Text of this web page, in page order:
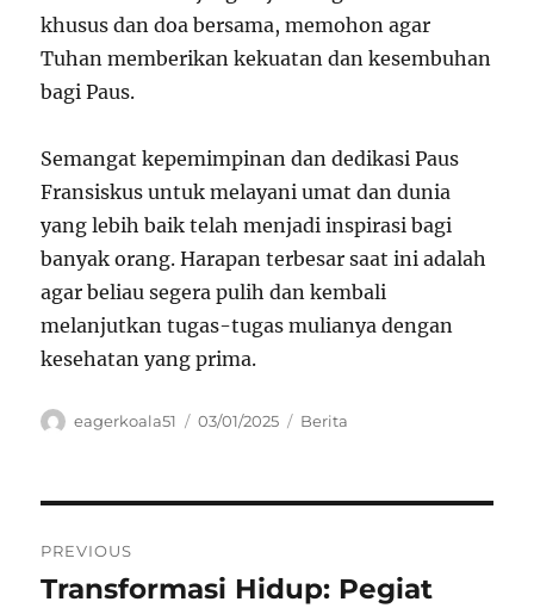
khusus dan doa bersama, memohon agar
Tuhan memberikan kekuatan dan kesembuhan
bagi Paus.
Semangat kepemimpinan dan dedikasi Paus
Fransiskus untuk melayani umat dan dunia
yang lebih baik telah menjadi inspirasi bagi
banyak orang. Harapan terbesar saat ini adalah
agar beliau segera pulih dan kembali
melanjutkan tugas-tugas mulianya dengan
kesehatan yang prima.
Author
eagerkoala51
Posted
03/01/2025 Categories
Berita
pos
PREVIOUS
Previous
Transformasi Hidup: Pegiat